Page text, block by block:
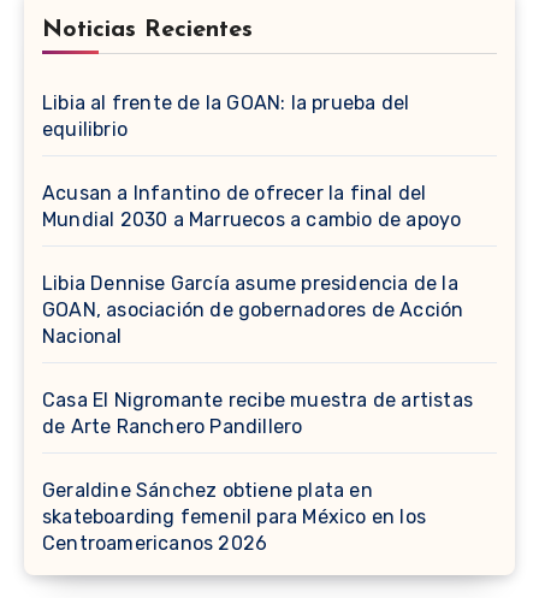
Noticias Recientes
Libia al frente de la GOAN: la prueba del
equilibrio
Acusan a Infantino de ofrecer la final del
Mundial 2030 a Marruecos a cambio de apoyo
Libia Dennise García asume presidencia de la
GOAN, asociación de gobernadores de Acción
Nacional
Casa El Nigromante recibe muestra de artistas
de Arte Ranchero Pandillero
Geraldine Sánchez obtiene plata en
skateboarding femenil para México en los
Centroamericanos 2026